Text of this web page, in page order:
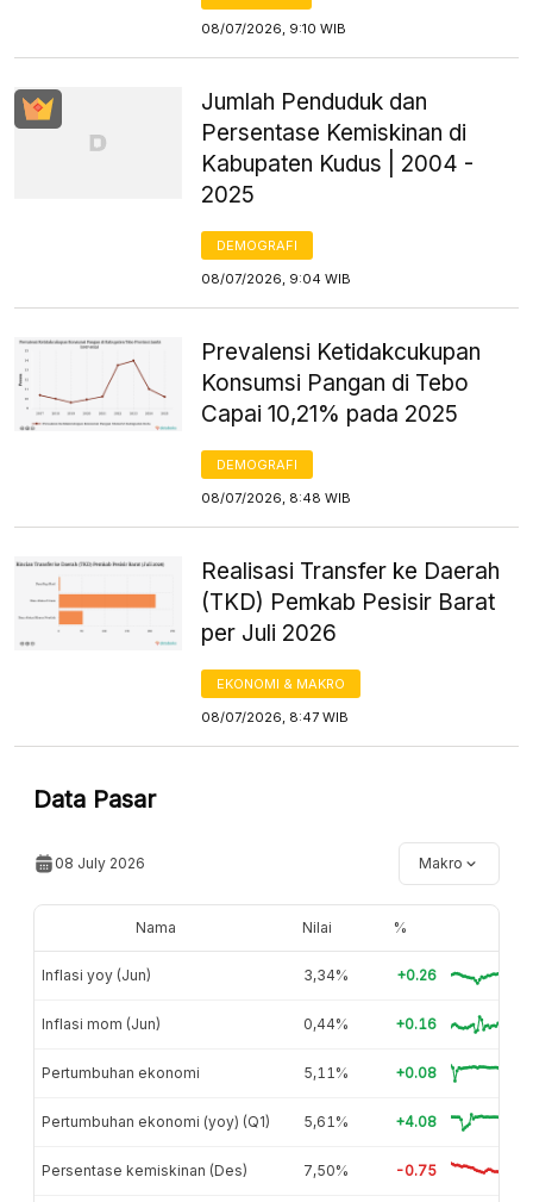
08/07/2026, 9:10 WIB
Jumlah Penduduk dan
Persentase Kemiskinan di
Kabupaten Kudus | 2004 -
2025
DEMOGRAFI
08/07/2026, 9:04 WIB
Prevalensi Ketidakcukupan
Konsumsi Pangan di Tebo
Capai 10,21% pada 2025
DEMOGRAFI
08/07/2026, 8:48 WIB
Realisasi Transfer ke Daerah
(TKD) Pemkab Pesisir Barat
per Juli 2026
EKONOMI & MAKRO
08/07/2026, 8:47 WIB
Data Pasar
08 July 2026 Makro
Nama Nilai %
Inflasi yoy (Jun) 3,34% +0.26
Inflasi mom (Jun) 0,44% +0.16
Pertumbuhan ekonomi 5,11% +0.08
Pertumbuhan ekonomi (yoy) (Q1) 5,61% +4.08
Persentase kemiskinan (Des) 7,50% -0.75